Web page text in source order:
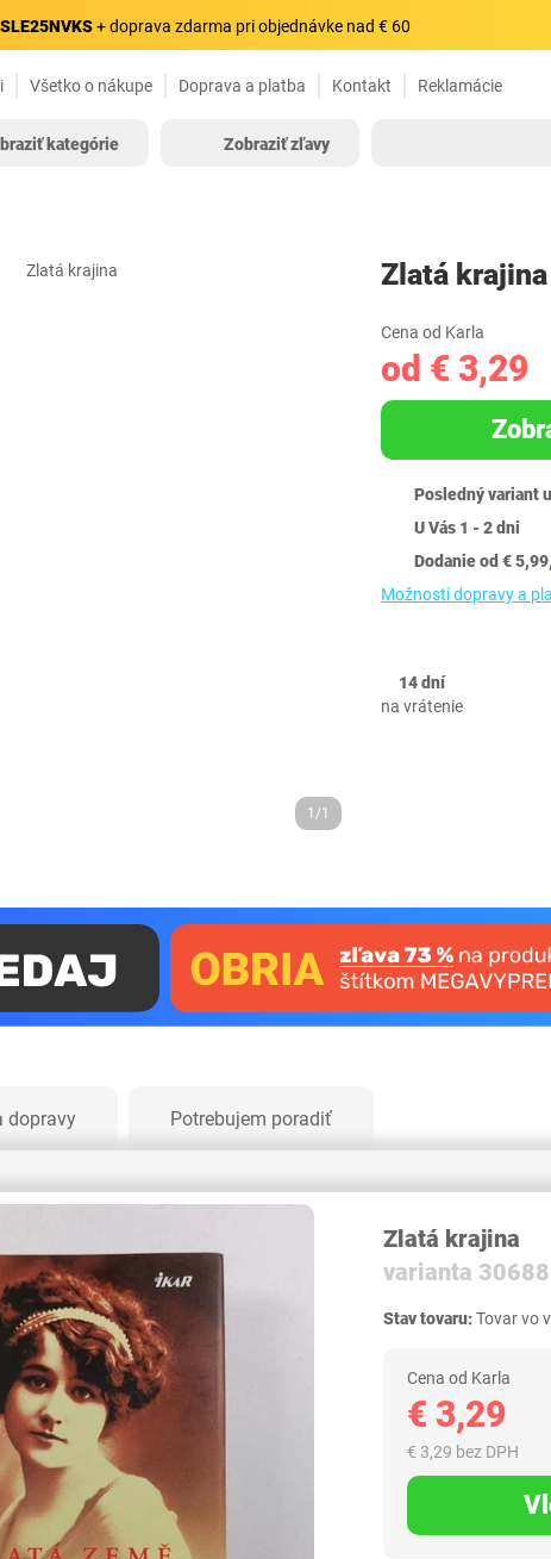
+ doprava zdarma pri objednávke nad € 60
Všetko o nákupe Doprava a platba Kontakt Reklamácie
kategórie Zobraziť zľavy
1/1
Zlatá krajina
Cena od Karla
od € 3,29
Posledný variant
U Vás 1 - 2 dni
Dodanie od €
Možnosti dopravy a
14 dní
na vrátenie
dopravy Potrebujem poradiť
Zlatá krajina
varianta
Stav tovaru:Tovar vo
Cena od Karla
€ 3,29
€ 3,29 bez DPH